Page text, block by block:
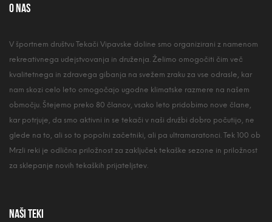
O nas
V športnem društvu Tekači Vipavske doline smo organizirani z namenom
rekreativnega udejstvovanja in druženja. Želimo omogočiti čim več
kvalitetnega in zdravega gibanja na svežem zraku za vse odrasle, kar
nam skozi celo leto omogočajo ugodne klimatske razmere na našem
območju. Štejemo preko 80 članov, vsako leto pridobimo nove člane,
kar potrjuje, da smo aktivni in se tekači v naši družbi dobro počutijo, ne
glede na to, ali so to popolni začetniki, ali pa ultramaratonci. Tek 100 ob
Mrzli reki je odlična priložnost za zaključek tekaške sezone in priložnost
za sklepanje novih tekaških prijateljstev.
Naši teki